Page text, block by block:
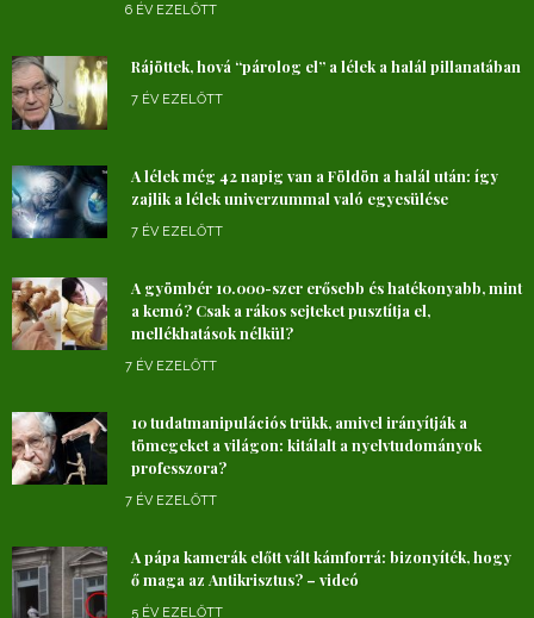
6 ÉV EZELŐTT
Rájöttek, hová “párolog el” a lélek a halál pillanatában
7 ÉV EZELŐTT
A lélek még 42 napig van a Földön a halál után: így
zajlik a lélek univerzummal való egyesülése
7 ÉV EZELŐTT
A gyömbér 10.000-szer erősebb és hatékonyabb, mint
a kemó? Csak a rákos sejteket pusztítja el,
mellékhatások nélkül?
7 ÉV EZELŐTT
10 tudatmanipulációs trükk, amivel irányítják a
tömegeket a világon: kitálalt a nyelvtudományok
professzora?
7 ÉV EZELŐTT
A pápa kamerák előtt vált kámforrá: bizonyíték, hogy
ő maga az Antikrisztus? – videó
5 ÉV EZELŐTT